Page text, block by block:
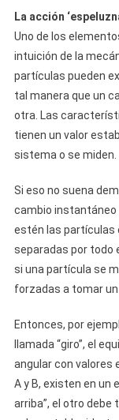
La acción
Uno de los
intuición de la
partículas pueden
tal manera que un
otra. Las
tienen un valor
sistema o se miden.
Si eso no suena
cambio instantáneo
estén las partículas
separadas por todo
si una partícula se
forzadas a tomar un
Entonces, por
llamada “giro”, el
angular con valores
A y B, existen en un
arriba”, el otro debe